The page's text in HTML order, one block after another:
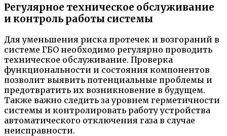
Регулярное техническое обслуживание
и контроль работы системы
Для уменьшения риска протечек и возгораний в
системе ГБО необходимо регулярно проводить
техническое обслуживание. Проверка
функциональности и состояния компонентов
позволит выявить потенциальные проблемы и
предотвратить их возникновение в будущем.
Также важно следить за уровнем герметичности
системы и контролировать работу устройства
автоматического отключения газа в случае
неисправности.